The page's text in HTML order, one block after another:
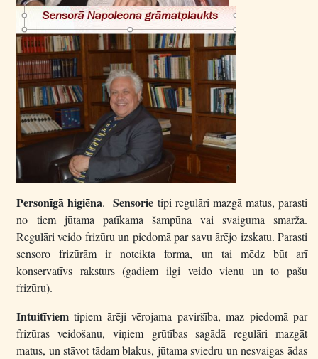
Personīgā higiēna.Sensorie tipi regulāri mazgā matus, parasti
no tiem jūtama patīkama šampūna vai svaiguma smarža.
Regulāri veido frizūru un piedomā par savu ārējo izskatu. Parasti
sensoro frizūrām ir noteikta forma, un tai mēdz būt arī
konservatīvs raksturs (gadiem ilgi veido vienu un to pašu
frizūru).
Intuitīviem tipiem ārēji vērojama paviršība, maz piedomā par
frizūras veidošanu, viņiem grūtības sagādā regulāri mazgāt
matus, un stāvot tādam blakus, jūtama sviedru un nesvaigas ādas